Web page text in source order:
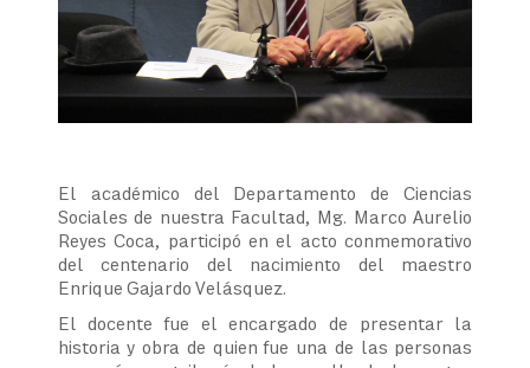
El académico del Departamento de Ciencias
Sociales de nuestra Facultad, Mg. Marco Aurelio
Reyes Coca, participó en el acto conmemorativo
del centenario del nacimiento del maestro
Enrique Gajardo Velásquez.
El docente fue el encargado de presentar la
historia y obra de quien fue una de las personas